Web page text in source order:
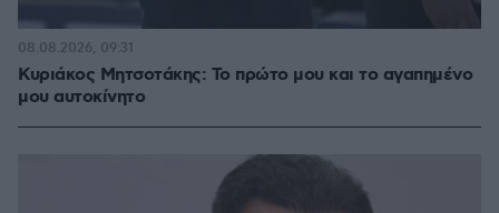
Κυριάκος Μητσοτάκης: Το πρώτο μου και το αγαπημένο
μου αυτοκίνητο
08.08.2026, 09:31